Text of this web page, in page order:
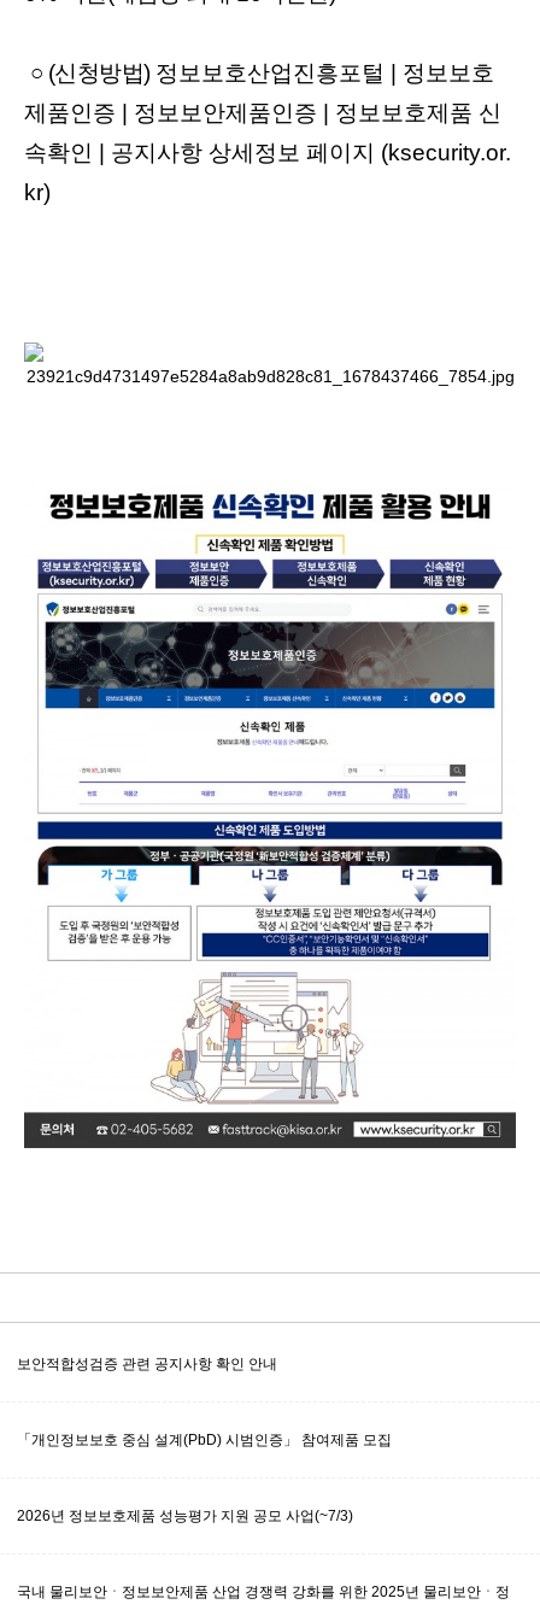
○ (신청방법) 정보보호산업진흥포털 | 정보보호
제품인증 | 정보보안제품인증 | 정보보호제품 신
속확인 | 공지사항 상세정보 페이지 (ksecurity.or.
kr)
보안적합성검증 관련 공지사항 확인 안내
「개인정보보호 중심 설계(PbD) 시범인증」 참여제품 모집
2026년 정보보호제품 성능평가 지원 공모 사업(~7/3)
국내 물리보안ㆍ정보보안제품 산업 경쟁력 강화를 위한 2025년 물리보안ㆍ정